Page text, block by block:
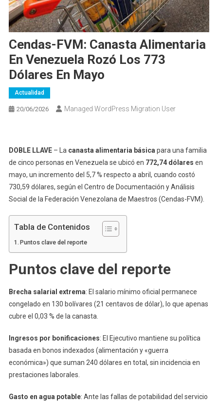
Cendas-FVM: Canasta Alimentaria
En Venezuela Rozó Los 773
Dólares En Mayo
Actualidad
20/06/2026 Managed WordPress Migration User
DOBLE LLAVE– La canasta alimentaria básicapara una familia
de cinco personas en Venezuela se ubicó en 772,74 dólares en
mayo, un incremento del 5,7 % respecto a abril, cuando costó
730,59 dólares, según el Centro de Documentación y Análisis
Social de la Federación Venezolana de Maestros (Cendas-FVM).
Tabla de Contenidos
Puntos clave del reporte
Puntos clave del reporte
Brecha salarial extrema: El salario mínimo oficial permanece
congelado en 130 bolívares (21 centavos de dólar), lo que apenas
cubre el 0,03 % de la canasta.
Ingresos por bonificaciones: El Ejecutivo mantiene su política
basada en bonos indexados (alimentación y «guerra
económica») que suman 240 dólares en total, sin incidencia en
prestaciones laborales.
Gasto en agua potable: Ante las fallas de potabilidad del servicio